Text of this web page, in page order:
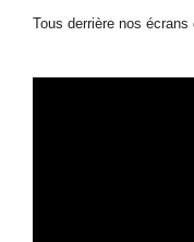
Tous derrière nos